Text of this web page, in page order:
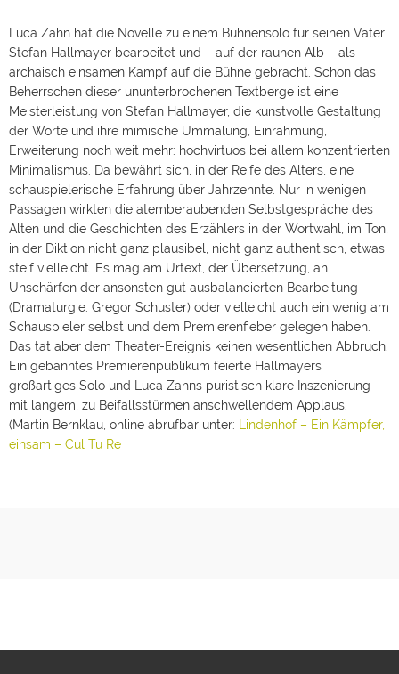
Luca Zahn hat die Novelle zu einem Bühnensolo für seinen Vater
Stefan Hallmayer bearbeitet und – auf der rauhen Alb – als
archaisch einsamen Kampf auf die Bühne gebracht. Schon das
Beherrschen dieser ununterbrochenen Textberge ist eine
Meisterleistung von Stefan Hallmayer, die kunstvolle Gestaltung
der Worte und ihre mimische Ummalung, Einrahmung,
Erweiterung noch weit mehr: hochvirtuos bei allem konzentrierten
Minimalismus. Da bewährt sich, in der Reife des Alters, eine
schauspielerische Erfahrung über Jahrzehnte. Nur in wenigen
Passagen wirkten die atemberaubenden Selbstgespräche des
Alten und die Geschichten des Erzählers in der Wortwahl, im Ton,
in der Diktion nicht ganz plausibel, nicht ganz authentisch, etwas
steif vielleicht. Es mag am Urtext, der Übersetzung, an
Unschärfen der ansonsten gut ausbalancierten Bearbeitung
(Dramaturgie: Gregor Schuster) oder vielleicht auch ein wenig am
Schauspieler selbst und dem Premierenfieber gelegen haben.
Das tat aber dem Theater-Ereignis keinen wesentlichen Abbruch.
Ein gebanntes Premierenpublikum feierte Hallmayers
großartiges Solo und Luca Zahns puristisch klare Inszenierung
mit langem, zu Beifallsstürmen anschwellendem Applaus.
(Martin Bernklau, online abrufbar unter:
Lindenhof – Ein Kämpfer,
einsam – Cul Tu Re